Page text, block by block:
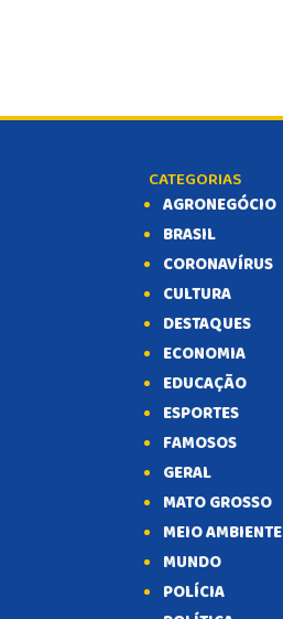
CATEGORIAS
AGRONEGÓCIO
BRASIL
CORONAVÍRUS
CULTURA
DESTAQUES
ECONOMIA
EDUCAÇÃO
ESPORTES
FAMOSOS
GERAL
MATO GROSSO
MEIO AMBIENTE
MUNDO
POLÍCIA